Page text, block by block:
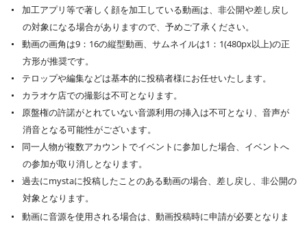
加工アプリ等で著しく顔を加工している動画は、非公開や差し戻し
の対象になる場合がありますので、予めご了承ください。
動画の画角は9：16の縦型動画、サムネイルは1：1(480px以上)の正
方形が推奨です。
テロップや編集などは基本的に投稿者様にお任せいたします。
カラオケ店での撮影は不可となります。
原盤権の許諾がとれていない音源利用の挿入は不可となり、音声が
消音となる可能性がございます。
同一人物が複数アカウントでイベントに参加した場合、イベントへ
の参加が取り消しとなります。
過去にmystaに投稿したことのある動画の場合、差し戻し、非公開の
対象となります。
動画に音源を使用される場合は、動画投稿時に申請が必要となりま